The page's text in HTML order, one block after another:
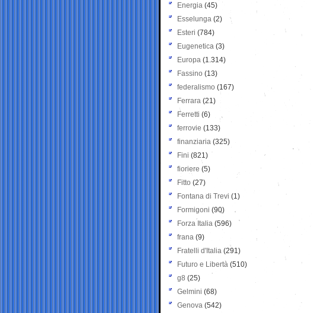
Energia (45)
Esselunga (2)
Esteri (784)
Eugenetica (3)
Europa (1.314)
Fassino (13)
federalismo (167)
Ferrara (21)
Ferretti (6)
ferrovie (133)
finanziaria (325)
Fini (821)
fioriere (5)
Fitto (27)
Fontana di Trevi (1)
Formigoni (90)
Forza Italia (596)
frana (9)
Fratelli d'Italia (291)
Futuro e Libertà (510)
g8 (25)
Gelmini (68)
Genova (542)